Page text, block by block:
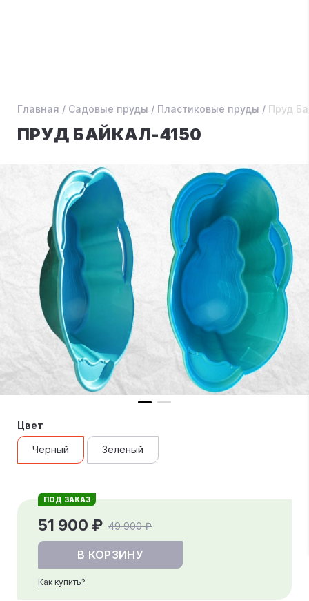
Главная / Садовые пруды / Пластиковые пруды / Пруд
ПРУД БАЙКАЛ-4150
Цвет
Черный Зеленый
ПОД ЗАКАЗ
49 900 ₽
51 900 ₽
В КОРЗИНУ
Как купить?